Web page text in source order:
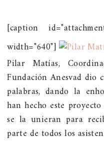
[caption
width="640"]
Pilar Matías,
Fundación Anesvad dio
palabras, dando la
han hecho este
se la unieran para
parte de todos los